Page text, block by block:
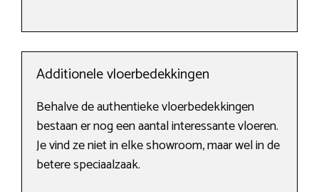
Additionele vloerbedekkingen
Behalve de authentieke vloerbedekkingen
bestaan er nog een aantal interessante vloeren.
Je vind ze niet in elke showroom, maar wel in de
betere speciaalzaak.